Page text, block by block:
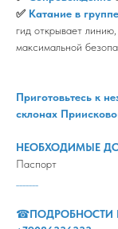
✅ Катание в группе
гид открывает
максимальной
Приготовьтесь к
склонах
НЕОБХОДИМЫЕ
Паспорт
☎ПОДРОБНОСТИ